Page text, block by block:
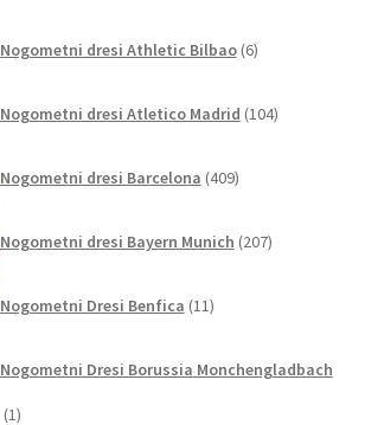
Nogometni dresi Athletic Bilbao 6izdelkov
Nogometni dresi Atletico Madrid 104izdelki
Nogometni dresi Barcelona 409izdelkov
Nogometni dresi Bayern Munich 207izdelkov
Nogometni Dresi Benfica 11izdelkov
Nogometni Dresi Borussia Monchengladbach
11